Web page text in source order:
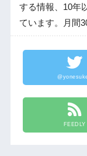
する情報、10年
ています。月間
FEEDLY